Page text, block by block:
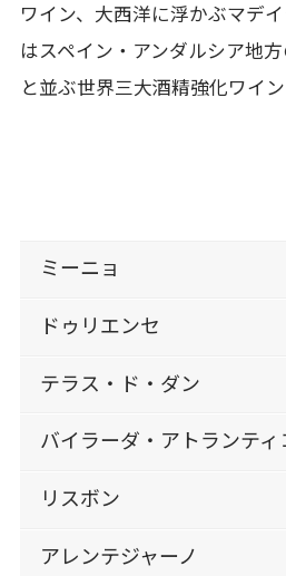
ワイン、大西洋に浮かぶマデ
はスペイン・アンダルシア地方
と並ぶ世界三大酒精強化ワイン
ミーニョ
ドゥリエンセ
テラス・ド・ダン
バイラーダ・アトランティ
リスボン
アレンテジャーノ